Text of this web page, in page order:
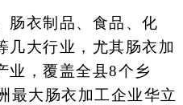
衣制品、食品、化
几大行业，尤其肠衣加
业，覆盖全县8个乡
最大肠衣加工企业华立